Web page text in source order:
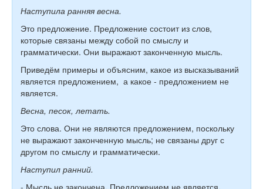
Наступила ранняя весна.
Это предложение. Предложение состоит из слов,
которые связаны между собой по смыслу и
грамматически. Они выражают законченную мысль.
Приведём примеры и объясним, какое из высказываний
является предложением, а какое - предложением не
является.
Весна, песок, летать.
Это слова. Они не являются предложением, поскольку
не выражают законченную мысль; не связаны друг с
другом по смыслу и грамматически.
Наступил ранний.